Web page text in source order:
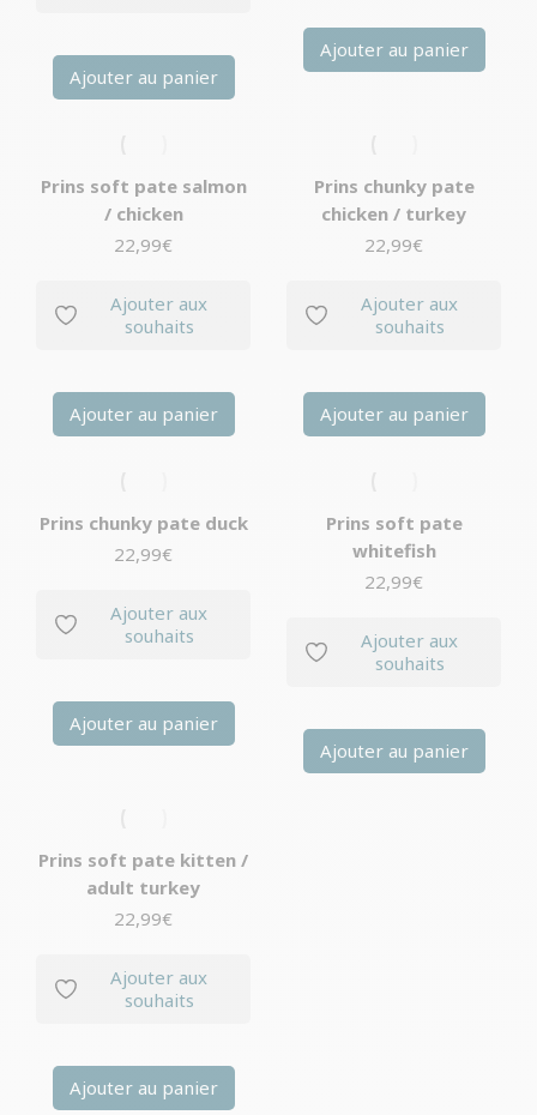
Ajouter au panier
Ajouter au panier
Prins soft pate salmon
/ chicken
22,99€
Ajouter aux
souhaits
Ajouter au panier
Prins chunky pate
chicken / turkey
22,99€
Ajouter aux
souhaits
Ajouter au panier
Prins chunky pate duck
22,99€
Ajouter aux
souhaits
Ajouter au panier
Prins soft pate
whitefish
22,99€
Ajouter aux
souhaits
Ajouter au panier
Prins soft pate kitten /
adult turkey
22,99€
Ajouter aux
souhaits
Ajouter au panier